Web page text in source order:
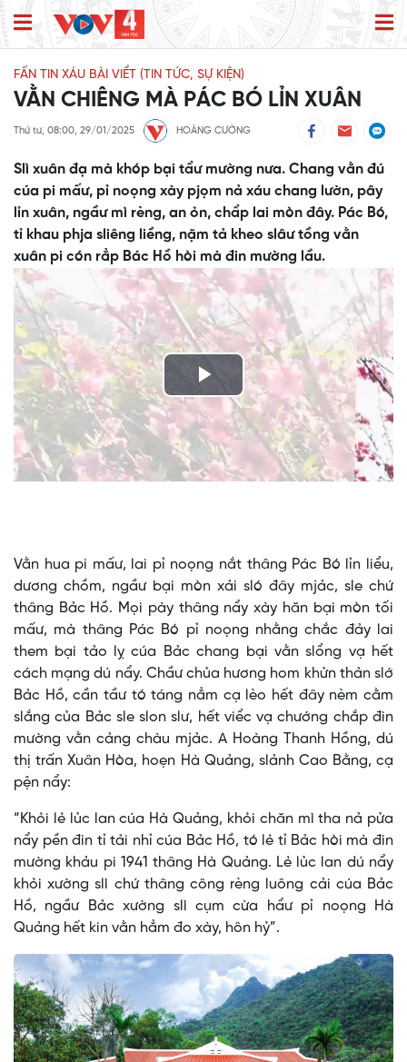
FẤN TIN XÁU BÀI VIỂT (TIN TỨC, SỰ KIỆN)
VẰN CHIÊNG MÀ PÁC BÓ LỈN XUÂN
Thứ tư, 08:00, 29/01/2025 HOÀNG CƯỜNG
Slì xuân đạ mà khóp bại tẩư mường nưa. Chang vằn đú
cúa pi mấư, pỉ noọng xày pjọm nả xáu chang lườn, pây
lỉn xuân, ngầư mì rèng, an ỏn, chẩp lai mòn đây. Pác Bó,
tỉ khau phja sliêng liềng, nặm tả kheo slâư tồng vằn
xuân pi cón rẳp Bác Hồ hòi mà đin mường lầu.
Play
Video
Vằn hua pi mấư, lai pỉ noọng nắt thâng Pác Bó lỉn liểu,
dương chồm, ngầư bại mòn xải sló đây mjảc, sle chứ
thâng Bảc Hồ. Mọi pày thâng nẩy xày hăn bại mòn tối
mấư, mà thâng Pác Bó pỉ noọng nhằng chắc đảy lai
them bại tảo lỵ cúa Bảc chang bại vằn slổng vạ hết
cách mạng dú nẩy. Chầư chủa hương hom khửn thản slớ
Bảc Hồ, cần tầư tó táng nẳm cạ lèo hết đây nèm cằm
slắng của Bảc sle slon slư, hết viểc vạ chướng chắp đin
mường vằn cảng chàu mjảc. A Hoàng Thanh Hồng, dú
thị trấn Xuân Hòa, hoẹn Hà Quảng, slảnh Cao Bằng, cạ
pện nẩy:
“Khỏi lẻ lủc lan cúa Hà Quảng, khỏi chăn mì tha nả pửa
nẩy pền đin tỉ tải nhỉ cúa Bảc Hồ, tó lẻ tỉ Bảc hòi mà đin
mường khảu pi 1941 thâng Hà Quảng. Lẻ lủc lan dú nẩy
khỏi xường slì chứ thâng công rèng luông cải cúa Bảc
Hồ, ngầư Bảc xường slì cụm cừa hẩư pỉ noọng Hà
Quảng hết kin vằn hẳm đo xày, hôn hỷ”.